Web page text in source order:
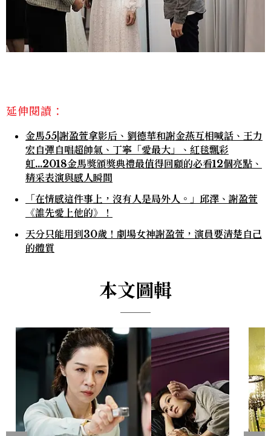
延伸閱讀：
金馬55|謝盈萱拿影后、劉德華和謝金燕互相喊話、王力
宏自彈自唱超帥氣、丁寧「愛最大」、紅毯飄彩
虹...2018金馬獎頒獎典禮最值得回顧的必看12個亮點、
精采表演與感人瞬間
「在情感這件事上，沒有人是局外人。」邱澤、謝盈萱
《誰先愛上他的》！
天分只能用到30歲！劇場女神謝盈萱，演員要清楚自己
的體質
本文圖輯